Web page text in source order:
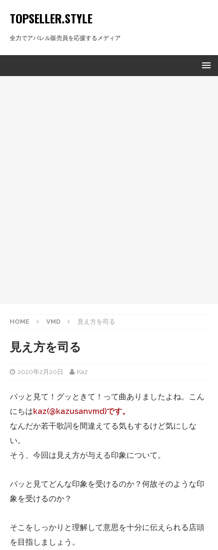
TOPSELLER.STYLE
全力でアパレル販売員を応援するメディア
HOME VMD 見え方を司る
見え方を司る
2020年2月20日 Kaz
パッと見て！グッときて！って曲ありましたよね。こん
にちはkaz(@kazusanvmd)です。
なんだか若干歌詞を間違えてる気もするけど気にしな
い。
そう、今回は見え方が与える印象について。
パッと見てどんな印象を受けるのか？何故そのような印
象を受けるのか？
そこをしっかりと理解して意思を十分に伝えられる店頭
を目指しましょう。